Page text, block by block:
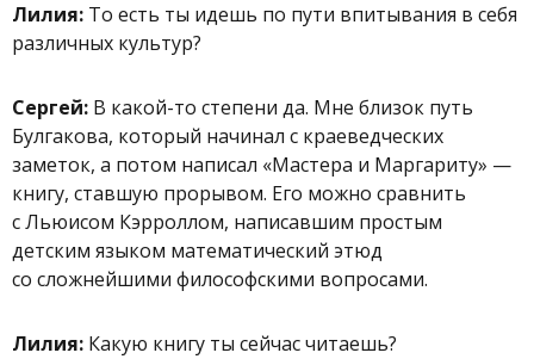
Лилия: То есть ты идешь по пути впитывания в себя
различных культур?
Сергей: В какой-то степени да. Мне близок путь
Булгакова, который начинал с краеведческих
заметок, а потом написал «Мастера и Маргариту» —
книгу, ставшую прорывом. Его можно сравнить
с Льюисом Кэрроллом, написавшим простым
детским языком математический этюд
со сложнейшими философскими вопросами.
Лилия: Какую книгу ты сейчас читаешь?